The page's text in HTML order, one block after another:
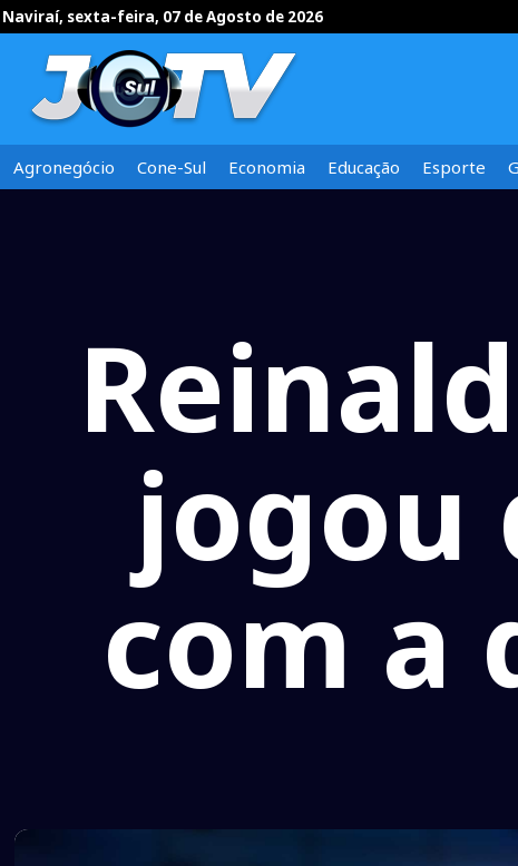
Naviraí, sexta-feira, 07 de Agosto de 2026
Agronegócio Cone-Sul Economia Educação Esporte
jogou
com a